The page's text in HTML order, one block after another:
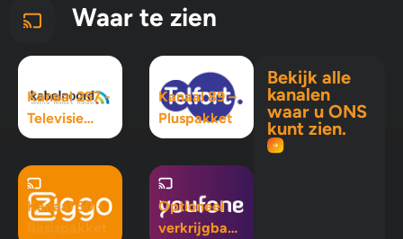
Waar te zien
Kanaal 257 -
Televisie
Maximaal
Kanaal 89 –
Pluspakket
Kanaal 50 -
Basispakket
Optioneel
verkrijgbaar
Bekijk alle
kanalen
waar u ONS
kunt zien.